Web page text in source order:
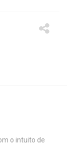
o intuito de